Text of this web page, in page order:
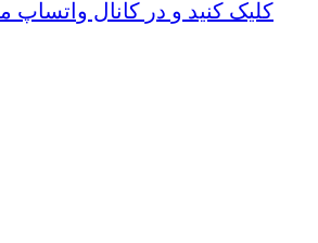
کلیک کنید و در کانال واتساپ